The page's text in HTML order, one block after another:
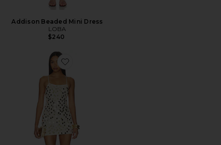
Addison Beaded Mini Dress
LOBA
$240
Favorite Arlett Mini Dress